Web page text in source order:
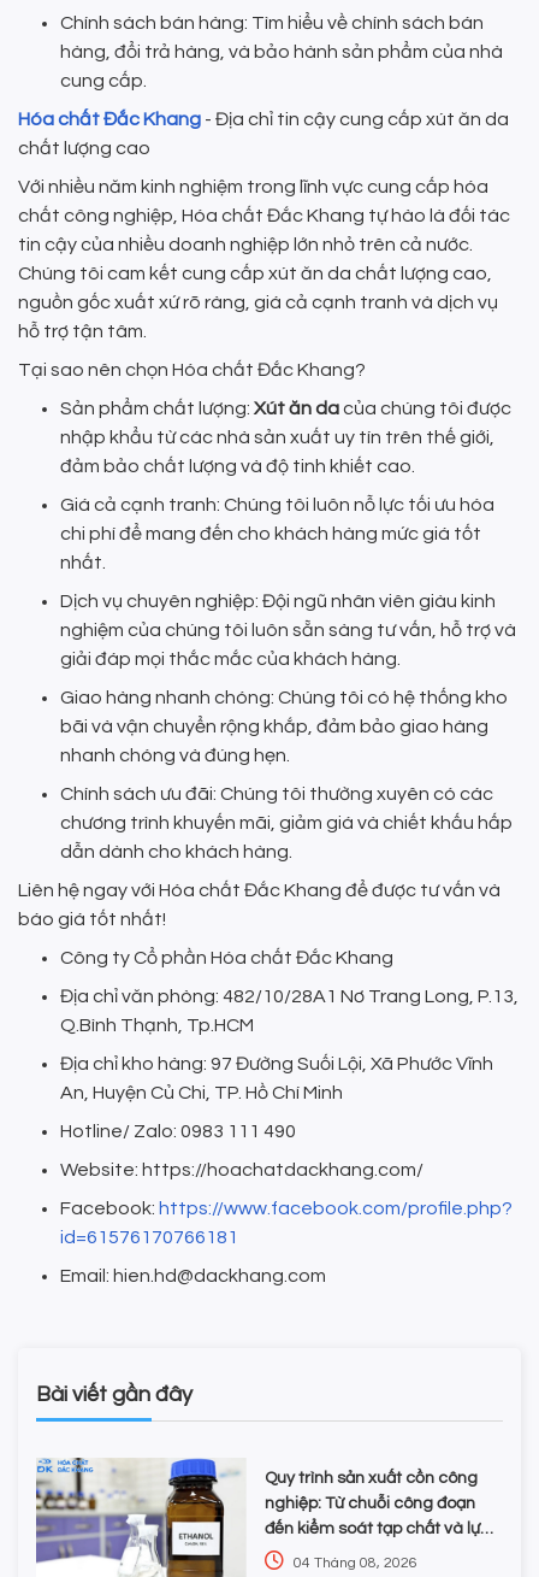
Chính sách bán hàng: Tìm hiểu về chính sách bán
hàng, đổi trả hàng, và bảo hành sản phẩm của nhà
cung cấp.
Hóa chất Đắc Khang - Địa chỉ tin cậy cung cấp xút ăn da
chất lượng cao
Với nhiều năm kinh nghiệm trong lĩnh vực cung cấp hóa
chất công nghiệp, Hóa chất Đắc Khang tự hào là đối tác
tin cậy của nhiều doanh nghiệp lớn nhỏ trên cả nước.
Chúng tôi cam kết cung cấp xút ăn da chất lượng cao,
nguồn gốc xuất xứ rõ ràng, giá cả cạnh tranh và dịch vụ
hỗ trợ tận tâm.
Tại sao nên chọn Hóa chất Đắc Khang?
Sản phẩm chất lượng: Xút ăn dacủa chúng tôi được
nhập khẩu từ các nhà sản xuất uy tín trên thế giới,
đảm bảo chất lượng và độ tinh khiết cao.
Giá cả cạnh tranh: Chúng tôi luôn nỗ lực tối ưu hóa
chi phí để mang đến cho khách hàng mức giá tốt
nhất.
Dịch vụ chuyên nghiệp: Đội ngũ nhân viên giàu kinh
nghiệm của chúng tôi luôn sẵn sàng tư vấn, hỗ trợ và
giải đáp mọi thắc mắc của khách hàng.
Giao hàng nhanh chóng: Chúng tôi có hệ thống kho
bãi và vận chuyển rộng khắp, đảm bảo giao hàng
nhanh chóng và đúng hẹn.
Chính sách ưu đãi: Chúng tôi thường xuyên có các
chương trình khuyến mãi, giảm giá và chiết khấu hấp
dẫn dành cho khách hàng.
Liên hệ ngay với Hóa chất Đắc Khang để được tư vấn và
báo giá tốt nhất!
Công ty Cổ phần Hóa chất Đắc Khang
Địa chỉ văn phòng: 482/10/28A1 Nơ Trang Long, P.13,
Q.Bình Thạnh, Tp.HCM
Địa chỉ kho hàng: 97 Đường Suối Lội, Xã Phước Vĩnh
An, Huyện Củ Chi, TP. Hồ Chí Minh
Hotline/ Zalo: 0983 111 490
Website: https://hoachatdackhang.com/
Facebook: https://www.facebook.com/profile.php?
id=61576170766181
Email: hien.hd@dackhang.com
Bài viết gần đây
Quy trình sản xuất cồn công
nghiệp: Từ chuỗi công đoạn
đến kiểm soát tạp chất và lựa
chọn hóa chất
04 Tháng 08, 2026